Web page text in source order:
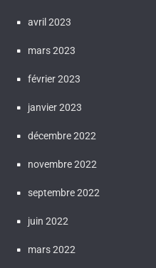
avril 2023
mars 2023
février 2023
janvier 2023
décembre 2022
novembre 2022
septembre 2022
juin 2022
mars 2022